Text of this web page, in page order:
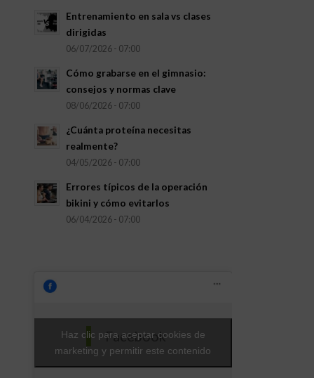
Entrenamiento en sala vs clases
dirigidas
06/07/2026 - 07:00
Cómo grabarse en el gimnasio:
consejos y normas clave
08/06/2026 - 07:00
¿Cuánta proteína necesitas
realmente?
04/05/2026 - 07:00
Errores típicos de la operación
bikini y cómo evitarlos
06/04/2026 - 07:00
Facebook
Haz clic para aceptar cookies de
marketing y permitir este contenido